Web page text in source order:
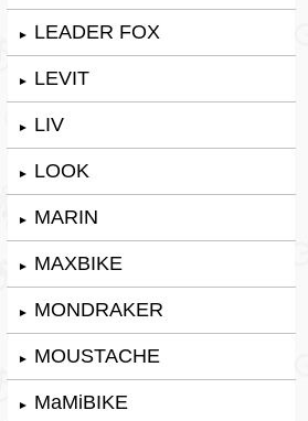
► LEADER FOX
► LEVIT
► LIV
► LOOK
► MARIN
► MAXBIKE
► MONDRAKER
► MOUSTACHE
► MaMiBIKE